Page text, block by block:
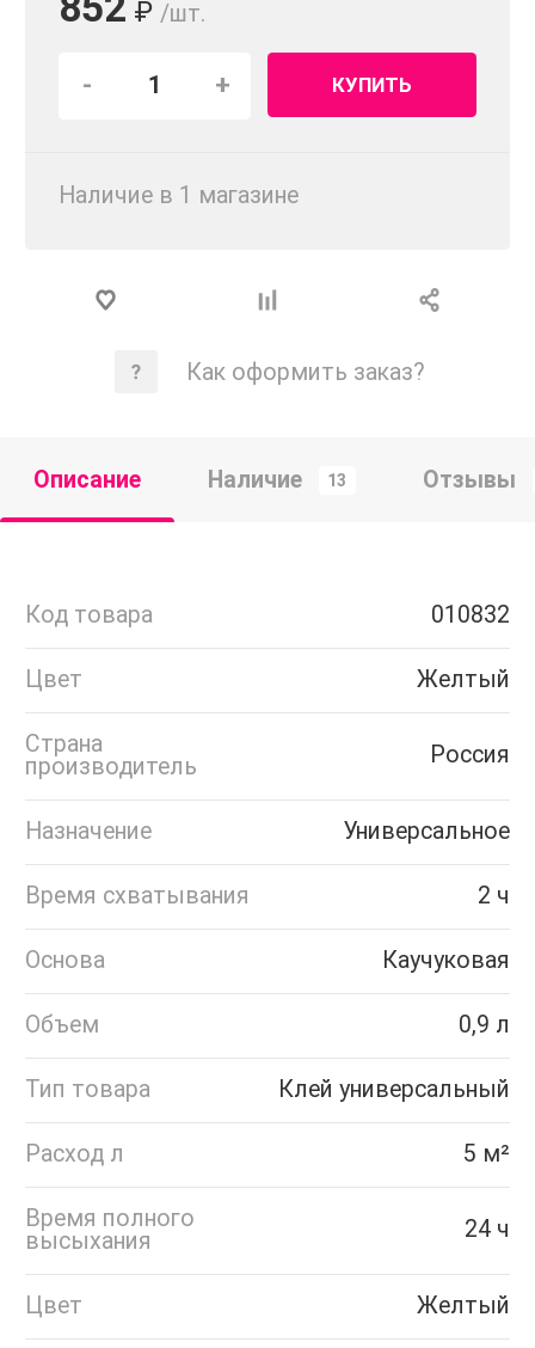
₽ /шт.
- + КУПИТЬ
Наличие в 1 магазинe
Как оформить заказ?
Описание Наличие 13 Отзывы
Код товара 010832
Цвет Желтый
Страна
производитель
Россия
Назначение Универсальное
Время схватывания 2 ч
Основа Каучуковая
Объем 0,9 л
Тип товара Клей универсальный
Расход л 5 м²
Время полного
высыхания
24 ч
Цвет Желтый